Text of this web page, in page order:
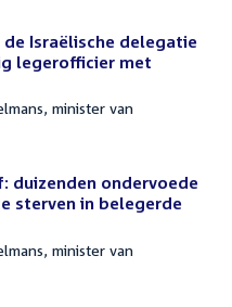
Israëlische delegatie
legerofficier met
minister van
duizenden ondervoede
sterven in belegerde
minister van